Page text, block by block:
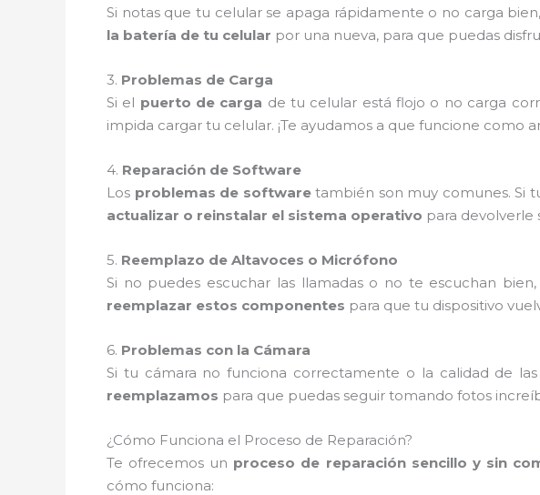
Si notas que tu celular se apaga rápidamente o no carga
la batería de tu celular por una nueva, para que puedas
3. Problemas de Carga
Si el puerto de carga de tu celular está flojo o no carga
impida cargar tu celular. ¡Te ayudamos a que funcione como
4. Reparación de Software
Los problemas de softwaretambién son muy comunes. Si
actualizar o reinstalar el sistema operativo para devolverle
5. Reemplazo de Altavoces o Micrófono
Si no puedes escuchar las llamadas o no te escuchan
reemplazar estos componentes para que tu dispositivo
6. Problemas con la Cámara
Si tu cámara no funciona correctamente o la calidad de
reemplazamos para que puedas seguir tomando fotos
¿Cómo Funciona el Proceso de Reparación?
Te ofrecemos un proceso de reparación sencillo y sin
cómo funciona: